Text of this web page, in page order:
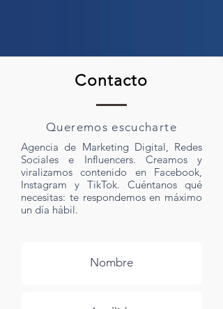
Contacto
Queremos escucharte
Agencia de Marketing Digital, Redes
Sociales e Influencers. Creamos y
viralizamos contenido en Facebook,
Instagram y TikTok. Cuéntanos qué
necesitas: te respondemos en máximo
un día hábil.